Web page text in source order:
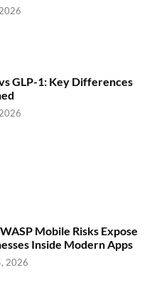
GLP-1: Key Differences
Mobile Risks Expose
Inside Modern Apps
2026